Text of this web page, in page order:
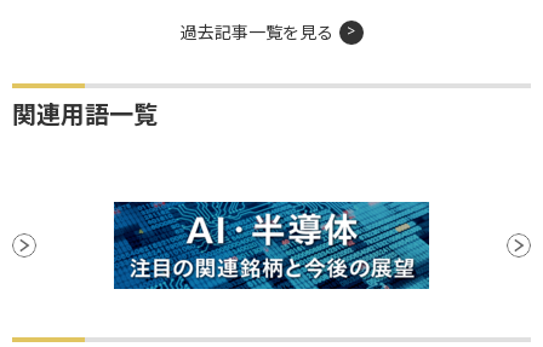
過去記事一覧を見る
関連用語一覧